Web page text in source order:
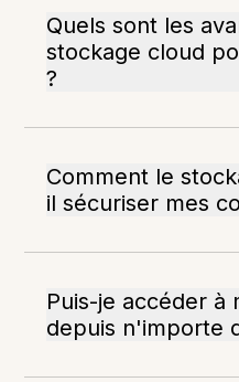
Quels sont les
stockage cloud
?
Comment le
il sécuriser mes
Puis-je accéder à
depuis n'importe